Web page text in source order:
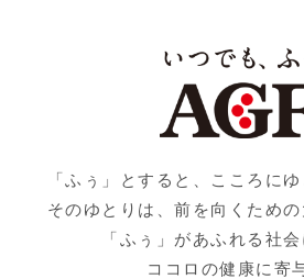
「ふぅ」とすると、こころに
そのゆとりは、前を向くための
「ふぅ」があふれる社会
ココロの健康に寄